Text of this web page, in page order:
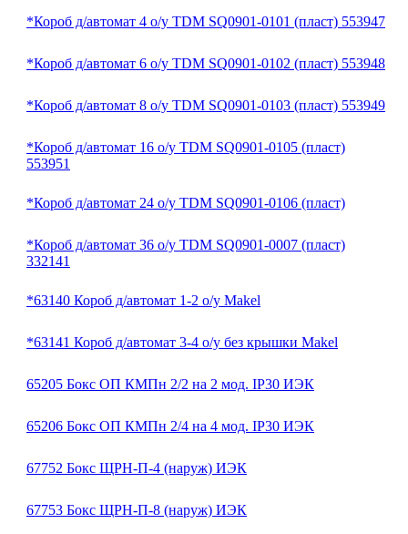
*Короб д/автомат 4 о/у TDM SQ0901-0101 (пласт) 553947
*Короб д/автомат 6 о/у TDM SQ0901-0102 (пласт) 553948
*Короб д/автомат 8 о/у TDM SQ0901-0103 (пласт) 553949
*Короб д/автомат 16 о/у TDM SQ0901-0105 (пласт)
553951
*Короб д/автомат 24 о/у TDM SQ0901-0106 (пласт)
*Короб д/автомат 36 о/у TDM SQ0901-0007 (пласт)
332141
*63140 Короб д/автомат 1-2 о/у Makel
*63141 Короб д/автомат 3-4 о/у без крышки Makel
65205 Бокс ОП КМПн 2/2 на 2 мод. IP30 ИЭК
65206 Бокс ОП КМПн 2/4 на 4 мод. IP30 ИЭК
67752 Бокс ЩРН-П-4 (наруж) ИЭК
67753 Бокс ЩРН-П-8 (наруж) ИЭК